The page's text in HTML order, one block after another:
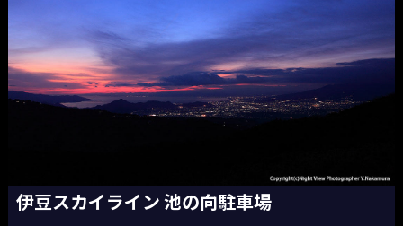
伊豆スカイライン 池の向駐車場